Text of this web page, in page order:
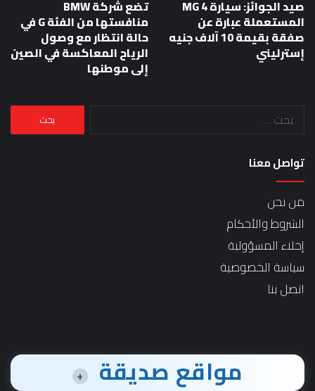
صيد الجوائز: سيارة MG 4
المستعملة عبارة عن
صفقة بقيمة 10 آلاف جنيه
إسترليني
تضع شركة BMW
منافستها من الفئة G في
حالة انتظار مع وصول
الرياح المعاكسة في الصين
إلى موطنها
البحث
تواصل معنا
من نحن
الشروط والأحكام
إخلاء المسؤولية
سياسة الخصوصية
اتصل بنا
مواقع صديقة +